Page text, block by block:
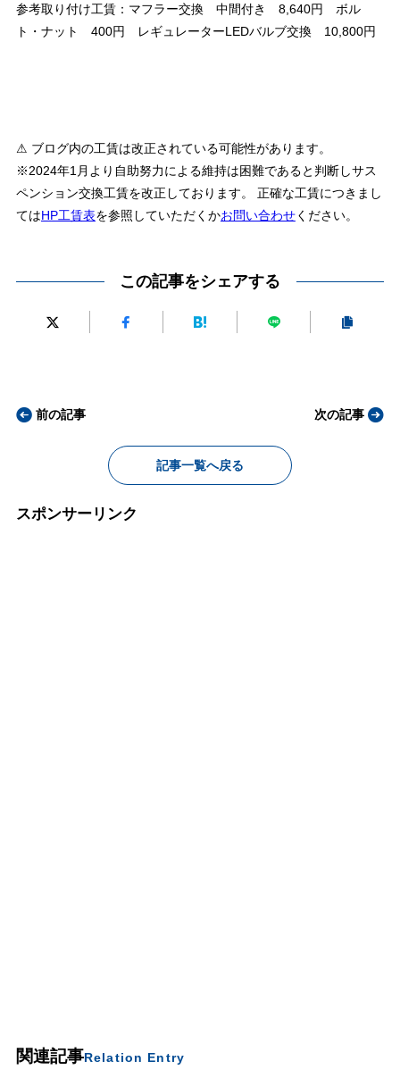
参考取り付け工賃：マフラー交換 中間付き 8,640円 ボル
ト・ナット 400円 レギュレーターLEDバルブ交換 10,800円
⚠ ブログ内の工賃は改正されている可能性があります。
※2024年1月より自助努力による維持は困難であると判断しサス
ペンション交換工賃を改正しております。 正確な工賃につきまし
てはHP工賃表を参照していただくかお問い合わせください。
この記事をシェアする
前の記事
記事一覧へ戻る
次の記事
スポンサーリンク
関連記事Relation Entry